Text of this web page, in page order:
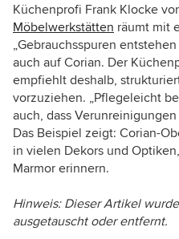
Küchenprofi Frank Klocke
Möbelwerkstätten räumt mit
„Gebrauchsspuren
auch auf Corian. Der
empfiehlt deshalb,
vorzuziehen. „Pflegeleicht
auch, dass
Das Beispiel zeigt: Corian-
in vielen Dekors und
Marmor erinnern.
Hinweis: Dieser Artikel
ausgetauscht oder entfernt.